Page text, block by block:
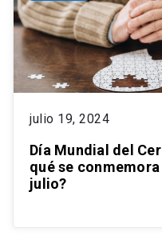
julio 19, 2024
Día Mundial del
qué se conmemora
julio?